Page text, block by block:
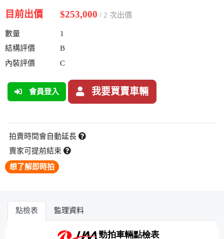
目前出價 $253,000 / 2 次出價
數量
1
結構評價
B
內裝評價
C
會員登入 我要買賣車輛
拍賣時間會自動延長
賣家可提前結束
想了解即時拍
點檢表 監理資料